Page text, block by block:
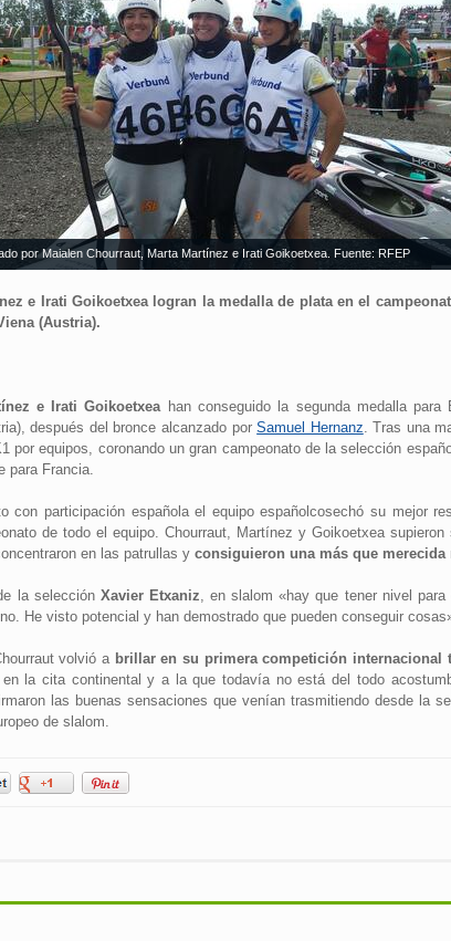
por Maialen Chourraut, Marta Martínez e Irati Goikoetxea. Fuente: RFEP
e Irati Goikoetxea logran la medalla de plata en el
(Austria).
e Irati Goikoetxeahan conseguido la segunda medalla para
después del bronce alcanzado porSamuel Hernanz. Tras una
por equipos, coronando un gran campeonato de la selección
para Francia.
con participación española el equipo españolcosechó su mejor
de todo el equipo. Chourraut, Martínez y Goikoetxea supieron
en las patrullas yconsiguieron una más que merecida
la selecciónXavier Etxaniz, en slalom «hay que tener nivel
He visto potencial y han demostrado que pueden conseguir
volvió a brillar en su primera competición internacional
en la cita continental y a la que todavía no está del todo
las buenas sensaciones que venían trasmitiendo desde la
de slalom.